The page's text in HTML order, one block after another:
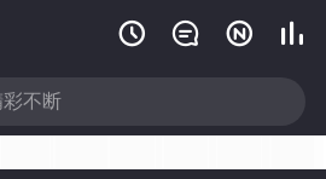
   